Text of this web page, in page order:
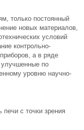
только постоянный
новых материалов,
условий
контрольно-
а в ряде
по
уровню научно-
с точки зрения